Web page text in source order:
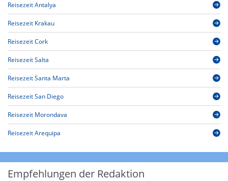
Reisezeit Antalya
Reisezeit Krakau
Reisezeit Cork
Reisezeit Salta
Reisezeit Santa Marta
Reisezeit San Diego
Reisezeit Morondava
Reisezeit Arequipa
Empfehlungen der Redaktion